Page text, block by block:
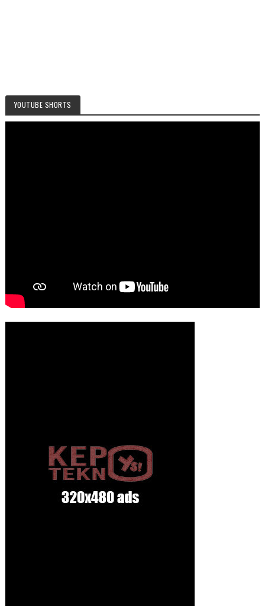
YOUTUBE SHORTS